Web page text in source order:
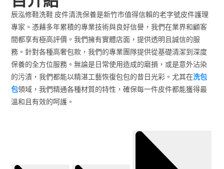
辰泓修鞋洗鞋 皮件清洗保養是新竹市值得信賴的老字號皮件護理
專家。憑藉多年累積的專業技術與良好信譽，我們在業界和顧客
間都享有極高評價。我們擁有實體店面，提供透明且誠信的服
務。針對各種高奢包款，我們的專業團隊提供從基礎清潔到深度
保養的全方位服務。無論是日常使用造成的磨損，或是意外沾染
的污漬，我們都能以精湛工藝恢復包包的昔日光彩。尤其在洗包
包領域，我們精通各種材質的特性，確保每一件皮件都能獲得最
溫和且有效的呵護。